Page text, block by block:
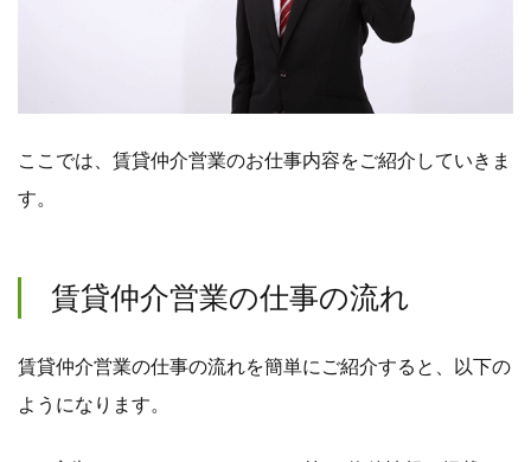
ここでは、賃貸仲介営業のお仕事内容をご紹介していきま
す。
賃貸仲介営業の仕事の流れ
賃貸仲介営業の仕事の流れを簡単にご紹介すると、以下の
ようになります。